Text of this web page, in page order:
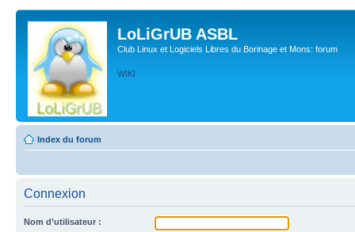
LoLiGrUB ASBL
Club Linux et Logiciels Libres du Borinage et Mons: forum
WIKI
Index du forum
Connexion
Nom d’utilisateur :